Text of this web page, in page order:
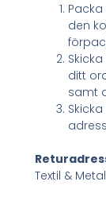
den
ditt
samt
Textil &